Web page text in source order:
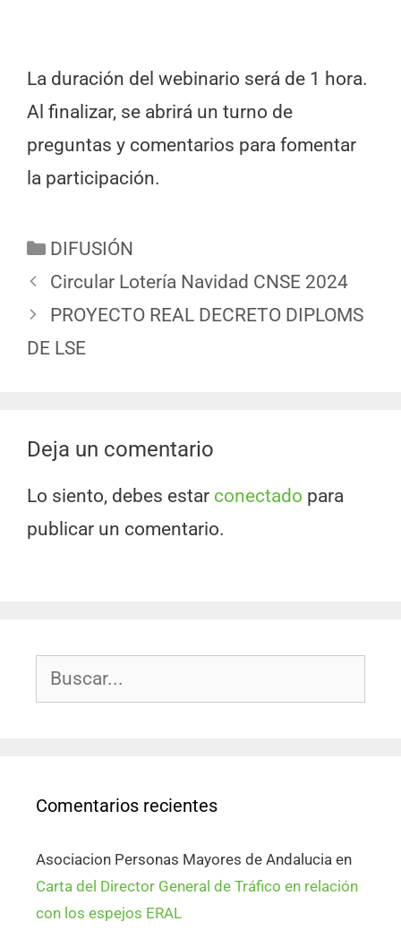
La duración del webinario será de 1 hora.
Al finalizar, se abrirá un turno de
preguntas y comentarios para fomentar
la participación.
DIFUSIÓN
Circular Lotería Navidad CNSE 2024
PROYECTO REAL DECRETO DIPLOMS
DE LSE
Deja un comentario
Lo siento, debes estar conectado para
publicar un comentario.
Comentarios recientes
Asociacion Personas Mayores de Andalucia en
Carta del Director General de Tráfico en relación
con los espejos ERAL